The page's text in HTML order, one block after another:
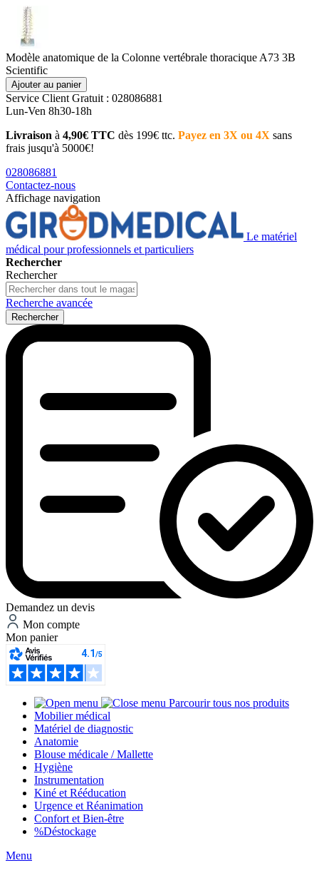
Modèle anatomique de la Colonne vertébrale thoracique A73 3B
Scientific
Ajouter au panier
Service Client Gratuit : 028086881
Lun-Ven 8h30-18h
Livraison à 4,90€ TTC dès 199€ ttc. Payez en 3X ou 4X sans
frais jusqu'à 5000€!
028086881
Contactez-nous
Affichage navigation
Le matériel
médical pour professionnels et particuliers
Rechercher
Rechercher
Recherche avancée
Rechercher
Demandez un devis
Mon compte
Mon panier
Parcourir tous nos produits
Mobilier médical
Matériel de diagnostic
Anatomie
Blouse médicale / Mallette
Hygiène
Instrumentation
Kiné et Rééducation
Urgence et Réanimation
Confort et Bien-être
%Déstockage
Menu